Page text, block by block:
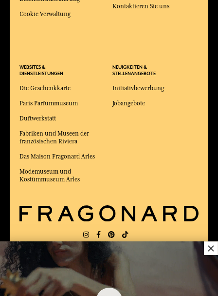
Cookie Verwaltung
WEBSITES &
DIENSTLEISTUNGEN
Die Geschenkkarte
Paris Parfümmuseum
Duftwerkstatt
Fabriken und Museen der
französischen Riviera
Das Maison Fragonard Arles
Modemuseum und
Kostümmuseum Arles
Kontaktieren Sie uns
NEUIGKEITEN &
STELLENANGEBOTE
Initiativbewerbung
Jobangebote
LIEFERUNG: FR
×